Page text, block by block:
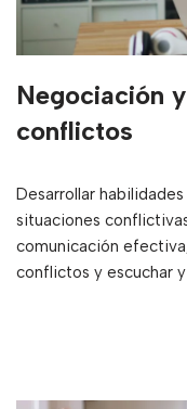
Negociación
conflictos
Desarrollar
situaciones
comunicación
conflictos y escuchar